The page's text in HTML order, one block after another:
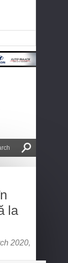
la
2020,